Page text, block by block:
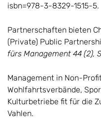
isbn=978-3-8329-1515-5.
Partnerschaften bieten
(Private) Public
fürs Management 44 (2),
Management in Non-
Wohlfahrtsverbände,
Kulturbetriebe fit für die
Vahlen.